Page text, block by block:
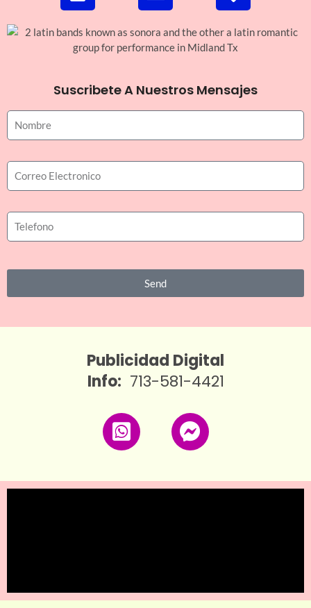
Suscribete A Nuestros Mensajes
Send
Publicidad Digital
Info: 713-581-4421